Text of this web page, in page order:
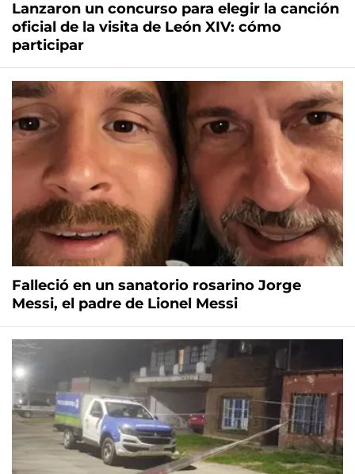
Lanzaron un concurso para elegir la canción
oficial de la visita de León XIV: cómo
participar
Falleció en un sanatorio rosarino Jorge
Messi, el padre de Lionel Messi